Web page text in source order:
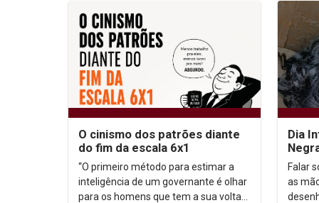
O cinismo dos patrões diante
do fim da escala 6x1
“O primeiro método para estimar a
inteligência de um governante é olhar
para os homens que tem a sua volta”.
Dia
Falar
as